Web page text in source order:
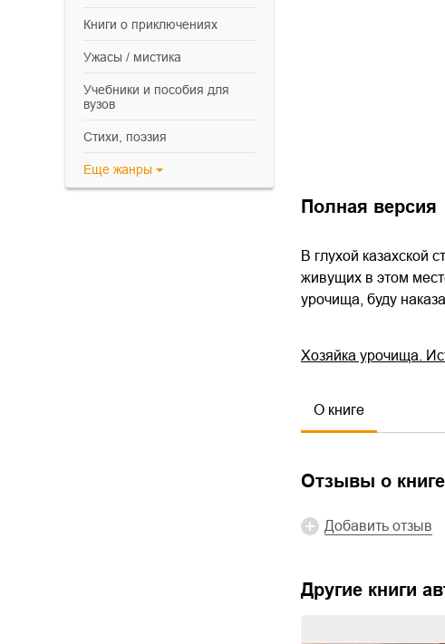
книги о приключениях
ужасы / мистика
учебники и пособия для
вузов
cтихи, поэзия
Еще жанры
Полная версия
В глухой казахской
живущих в этом
урочища, буду
Хозяйка урочища.
О книге
Отзывы о
Добавить отзыв
Другие книги